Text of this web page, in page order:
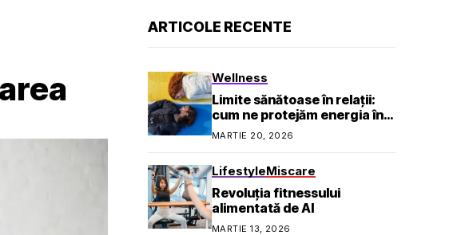
ARTICOLE RECENTE
Wellness
Limite sănătoase în relații:
cum ne protejăm energia în
viața socială și profesională
MARTIE 20, 2026
LifestyleMiscare
Revoluția fitnessului
alimentată de AI
MARTIE 13, 2026